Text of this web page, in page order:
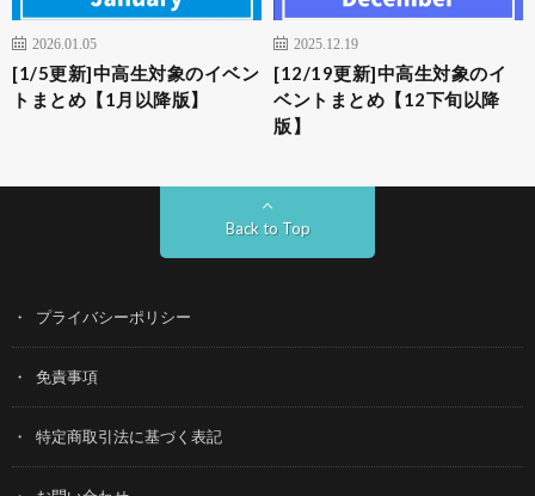
2026.01.05
[1/5更新]中高生対象のイベン
トまとめ【1月以降版】
2025.12.19
[12/19更新]中高生対象のイ
ベントまとめ【12下旬以降
版】
Back to Top
プライバシーポリシー
免責事項
特定商取引法に基づく表記